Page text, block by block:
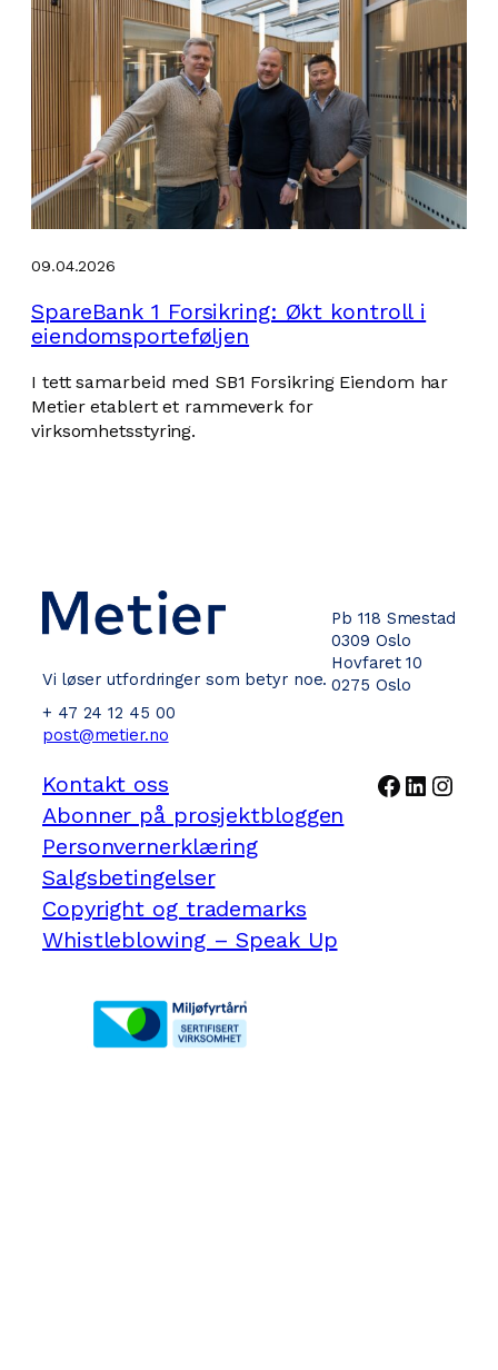
09.04.2026
SpareBank 1 Forsikring: Økt kontroll i
eiendomsporteføljen
I tett samarbeid med SB1 Forsikring Eiendom har
Metier etablert et rammeverk for
virksomhetsstyring.
Vi løser utfordringer som betyr noe.
+ 47 24 12 45 00
post@metier.no
Pb 118 Smestad
0309 Oslo
Hovfaret 10
0275 Oslo
Kontakt oss
Abonner på prosjektbloggen
Personvernerklæring
Salgsbetingelser
Copyright og trademarks
Whistleblowing – Speak Up
Facebook